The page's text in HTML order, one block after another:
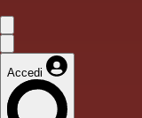
Accedi